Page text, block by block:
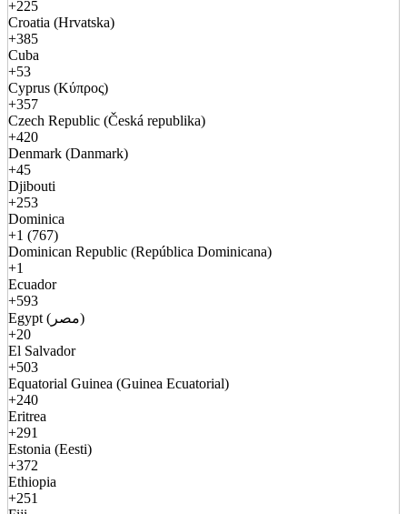
+225
Croatia (Hrvatska)
+385
Cuba
+53
Cyprus (Κύπρος)
+357
Czech Republic (Česká republika)
+420
Denmark (Danmark)
+45
Djibouti
+253
Dominica
+1 (767)
Dominican Republic (República Dominicana)
+1
Ecuador
+593
Egypt (مصر)
+20
El Salvador
+503
Equatorial Guinea (Guinea Ecuatorial)
+240
Eritrea
+291
Estonia (Eesti)
+372
Ethiopia
+251